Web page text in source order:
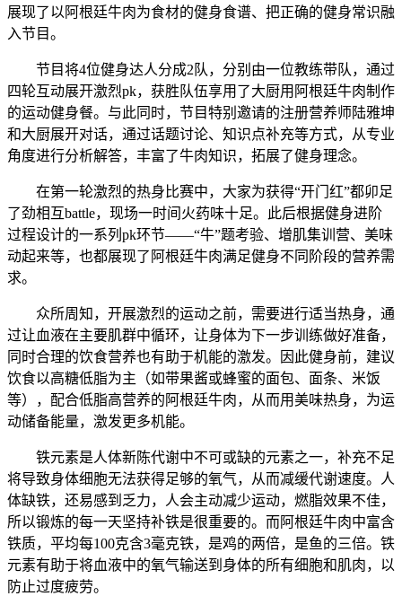
展现了以阿根廷牛肉为食材的健身食谱、把正确的健身常识融
入节目。
节目将4位健身达人分成2队，分别由一位教练带队，通过
四轮互动展开激烈pk，获胜队伍享用了大厨用阿根廷牛肉制作
的运动健身餐。与此同时，节目特别邀请的注册营养师陆雅坤
和大厨展开对话，通过话题讨论、知识点补充等方式，从专业
角度进行分析解答，丰富了牛肉知识，拓展了健身理念。
在第一轮激烈的热身比赛中，大家为获得“开门红”都卯足
了劲相互battle，现场一时间火药味十足。此后根据健身进阶
过程设计的一系列pk环节——“牛”题考验、增肌集训营、美味
动起来等，也都展现了阿根廷牛肉满足健身不同阶段的营养需
求。
众所周知，开展激烈的运动之前，需要进行适当热身，通
过让血液在主要肌群中循环，让身体为下一步训练做好准备，
同时合理的饮食营养也有助于机能的激发。因此健身前，建议
饮食以高糖低脂为主（如带果酱或蜂蜜的面包、面条、米饭
等），配合低脂高营养的阿根廷牛肉，从而用美味热身，为运
动储备能量，激发更多机能。
铁元素是人体新陈代谢中不可或缺的元素之一，补充不足
将导致身体细胞无法获得足够的氧气，从而减缓代谢速度。人
体缺铁，还易感到乏力，人会主动减少运动，燃脂效果不佳，
所以锻炼的每一天坚持补铁是很重要的。而阿根廷牛肉中富含
铁质，平均每100克含3毫克铁，是鸡的两倍，是鱼的三倍。铁
元素有助于将血液中的氧气输送到身体的所有细胞和肌肉，以
防止过度疲劳。